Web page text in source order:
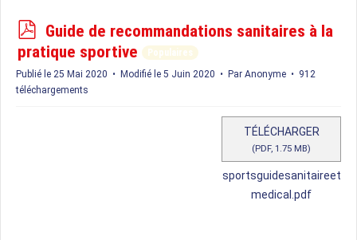
p
d
f
Guide de recommandations sanitaires à la
pratique sportive
Populaires
Publié le 25 Mai 2020
Modifié le 5 Juin 2020 Par Anonyme
912
téléchargements
TÉLÉCHARGER
(PDF, 1.75 MB)
sportsguidesanitaireet
medical.pdf